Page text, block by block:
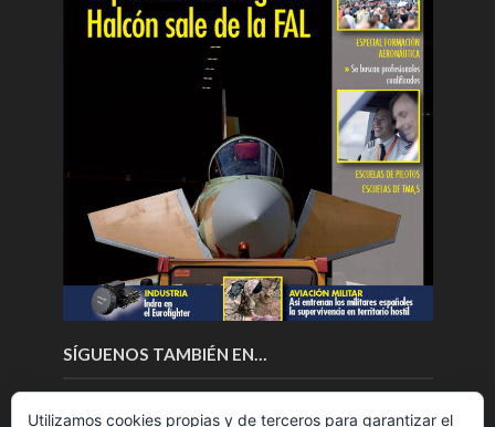
SÍGUENOS TAMBIÉN EN…
Utilizamos cookies propias y de terceros para garantizar el